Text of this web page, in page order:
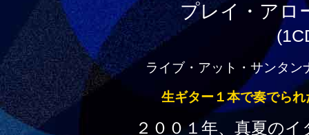
プレイ・アロ
ライブ・アット・サンタ
生ギター１本で奏でら
２００１年、真夏の